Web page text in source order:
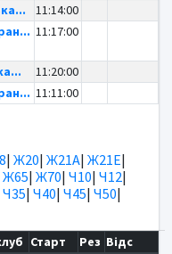
11:14:00
11:17:00
11:20:00
11:11:00
| Ж20| Ж21А| Ж21Е|
Ж65| Ж70| Ч10| Ч12|
Ч35| Ч40| Ч45| Ч50|
Старт Рез Відс